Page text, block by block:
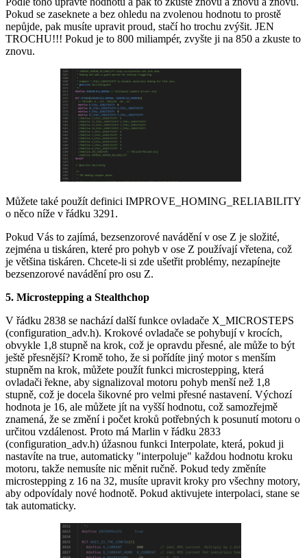
Pokud se zaseknete a bez ohledu na zvolenou hodnotu to prostě
nepůjde, pak musíte upravit proud, stačí ho trochu zvýšit. JEN
TROCHU!!! Pokud je to 800 miliampér, zvyšte ji na 850 a zkuste to
znovu.
Můžete také použít definici IMPROVE_HOMING_RELIABILITY
o něco níže v řádku 3291.
Pokud Vás to zajímá, bezsenzorové navádění v ose Z je složité,
zejména u tiskáren, které pro pohyb v ose Z používají vřetena, což
je většina tiskáren. Chcete-li si zde ušetřit problémy, nezapínejte
bezsenzorové navádění pro osu Z.
5. Microstepping a Stealthchop
V řádku 2838 se nachází další funkce ovladače X_MICROSTEPS
(configuration_adv.h). Krokové ovladače se pohybují v krocích,
obvykle 1,8 stupně na krok, což je opravdu přesné, ale může to být
ještě přesnější? Kromě toho, že si pořídíte jiný motor s menším
stupněm na krok, můžete použít funkci microstepping, která
ovladači řekne, aby signalizoval motoru pohyb menší než 1,8
stupně, což je docela šikovné pro velmi přesné nastavení. Výchozí
hodnota je 16, ale můžete jít na vyšší hodnotu, což samozřejmě
znamená, že se změní i počet kroků potřebných k posunutí motoru o
určitou vzdálenost. Proto má Marlin v řádku 2833
(configuration_adv.h) úžasnou funkci Interpolate, která, pokud ji
nastavíte na true, automaticky "interpoluje" každou hodnotu kroku
motoru, takže nemusíte nic měnit ručně. Pokud tedy změníte
microstepping z 16 na 32, musíte upravit kroky pro všechny motory,
aby odpovídaly nové hodnotě. Pokud aktivujete interpolaci, stane se
tak automaticky.